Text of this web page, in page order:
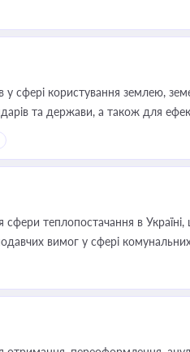
у сфері користування землею,
та держави, а також для
сфери теплопостачання в
вимог у сфері